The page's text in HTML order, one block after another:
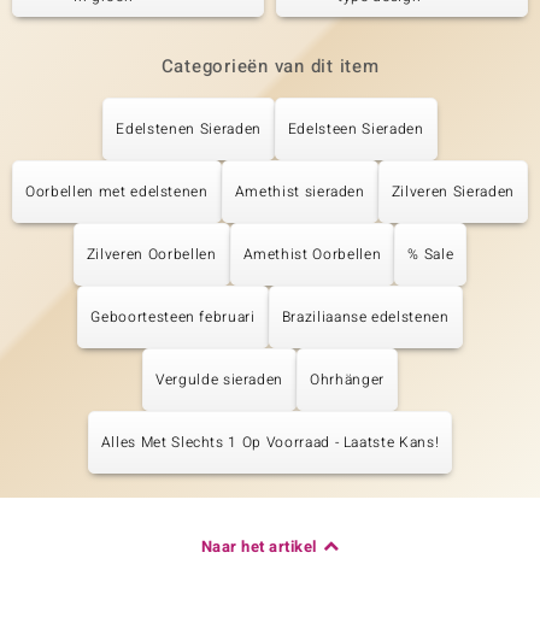
Categorieën van dit item
Edelstenen Sieraden Edelsteen Sieraden
Oorbellen met edelstenen Amethist sieraden Zilveren Sieraden
Zilveren Oorbellen Amethist Oorbellen % Sale
Geboortesteen februari Braziliaanse edelstenen
Vergulde sieraden Ohrhänger
Alles Met Slechts 1 Op Voorraad - Laatste Kans!
Naar het artikel